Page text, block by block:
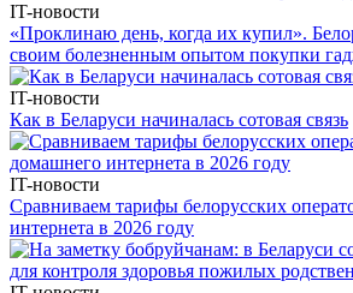
IT-новости
«Проклинаю день, когда их купил».
своим болезненным опытом покупки
IT-новости
Как в Беларуси начиналась сотовая связь
IT-новости
Сравниваем тарифы белорусских
интернета в 2026 году